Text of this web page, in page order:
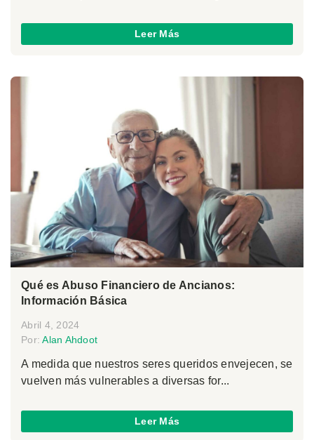
Leer Más
Qué es Abuso Financiero de Ancianos:
Información Básica
Abril 4, 2024
Por:Alan Ahdoot
A medida que nuestros seres queridos envejecen, se
vuelven más vulnerables a diversas for...
Leer Más